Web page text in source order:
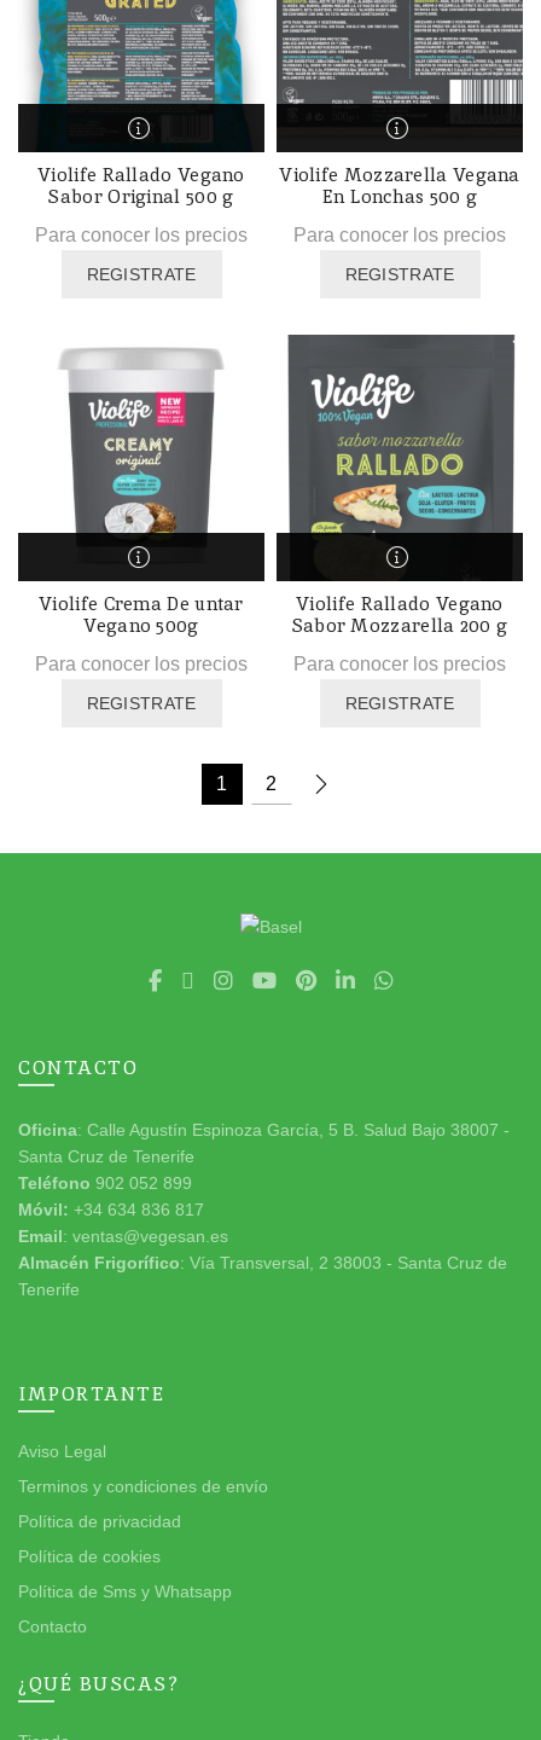
Violife Rallado Vegano
Sabor Original 500 g
Para conocer los precios
REGISTRATE
Violife Mozzarella Vegana
En Lonchas 500 g
Para conocer los precios
REGISTRATE
Violife Crema De untar
Vegano 500g
Para conocer los precios
REGISTRATE
Violife Rallado Vegano
Sabor Mozzarella 200 g
Para conocer los precios
REGISTRATE
1 2
CONTACTO
Oficina: Calle Agustín Espinoza García, 5 B. Salud Bajo 38007 -
Santa Cruz de Tenerife
Teléfono 902 052 899
Móvil: +34 634 836 817
Email: ventas@vegesan.es
Almacén Frigorífico: Vía Transversal, 2 38003 - Santa Cruz de
Tenerife
IMPORTANTE
Aviso Legal
Terminos y condiciones de envío
Política de privacidad
Política de cookies
Política de Sms y Whatsapp
Contacto
¿QUÉ BUSCAS?